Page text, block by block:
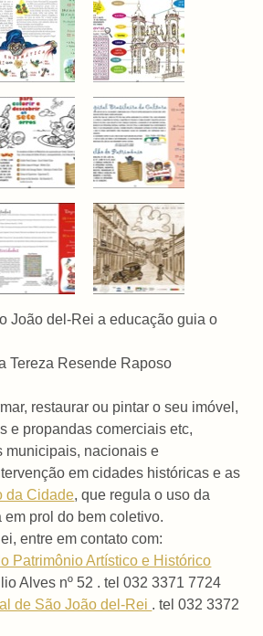
João del-Rei a educação guia o
Tereza Resende Raposo
restaurar ou pintar o seu imóvel,
e propandas comerciais etc,
municipais, nacionais e
em cidades históricas e as
da Cidade, que regula o uso da
prol do bem coletivo.
entre em contato com:
Patrimônio Artístico e Histórico
Alves nº 52 . tel 032 3371 7724
de São João del-Rei . tel 032 3372